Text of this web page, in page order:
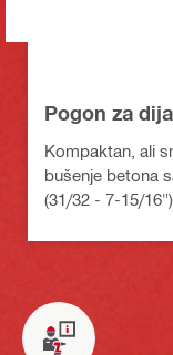
Pogon za
Kompaktan, ali
bušenje betona
(31/32 - 7-15/16")